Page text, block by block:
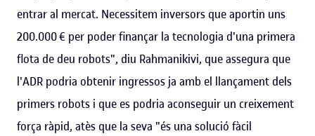
entrar al mercat. Necessitem inversors que aportin uns
200.000 € per poder finançar la tecnologia d'una primera
flota de deu robots", diu Rahmanikivi, que assegura que
l'ADR podria obtenir ingressos ja amb el llançament dels
primers robots i que es podria aconseguir un creixement
força ràpid, atès que la seva "és una solució fàcil